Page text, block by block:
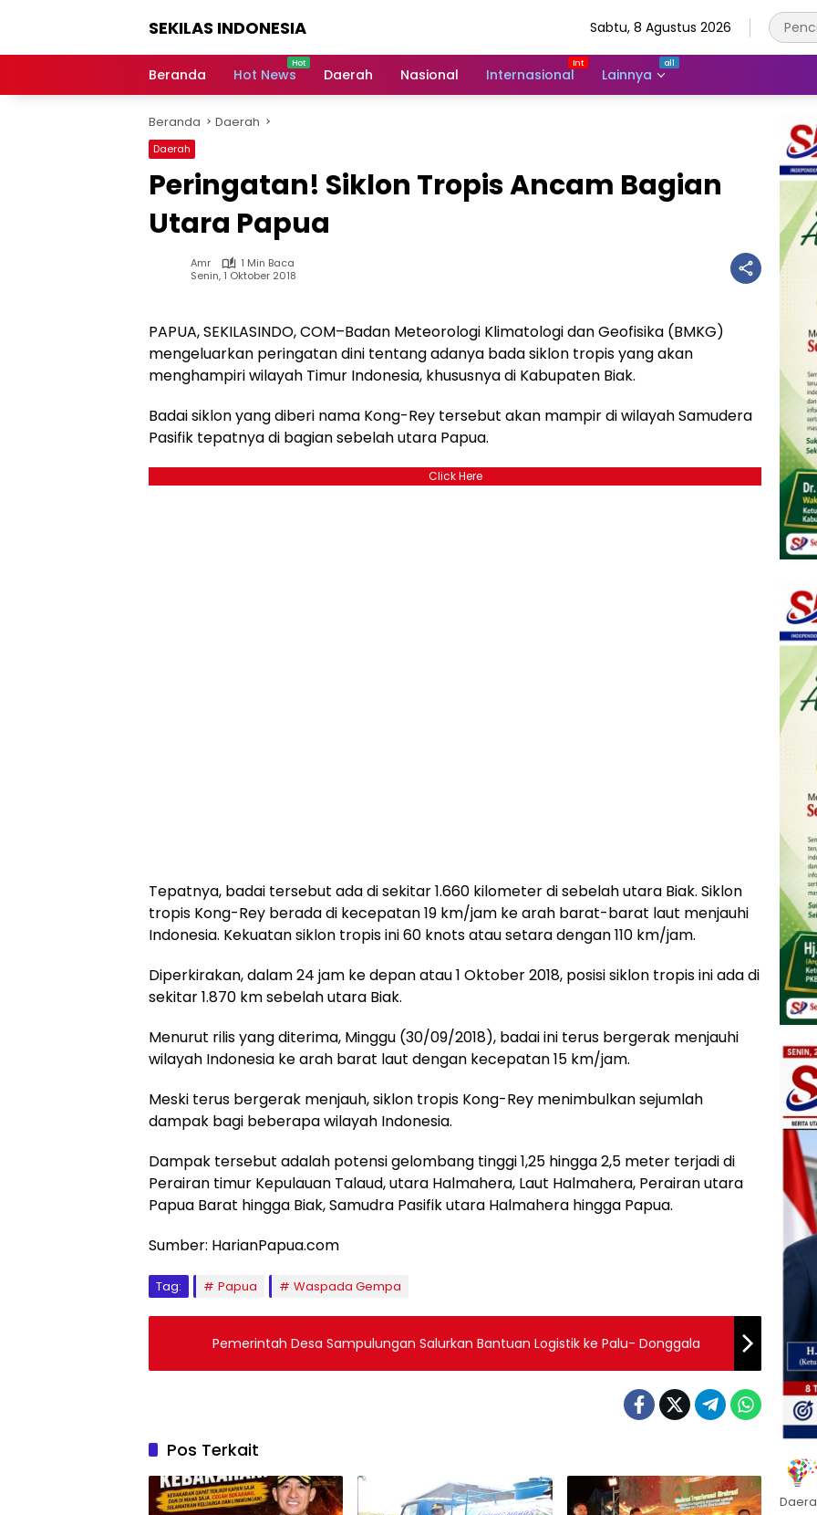
SEKILAS INDONESIA
Terkini,
Latest
World,
Headlines,
News
Sabtu, 8 Agustus 2026
Beranda Hot News Daerah Nasional Internasional Lainnya
Beranda Daerah
Daerah
Peringatan! Siklon Tropis Ancam Bagian
Utara Papua
Amr
1 Min Baca
Senin, 1 Oktober 2018
PAPUA, SEKILASINDO, COM–Badan Meteorologi Klimatologi dan Geofisika (BMKG)
mengeluarkan peringatan dini tentang adanya bada siklon tropis yang akan
menghampiri wilayah Timur Indonesia, khususnya di Kabupaten Biak.
Badai siklon yang diberi nama Kong-Rey tersebut akan mampir di wilayah Samudera
Pasifik tepatnya di bagian sebelah utara Papua.
Click Here
Tepatnya, badai tersebut ada di sekitar 1.660 kilometer di sebelah utara Biak. Siklon
tropis Kong-Rey berada di kecepatan 19 km/jam ke arah barat-barat laut menjauhi
Indonesia. Kekuatan siklon tropis ini 60 knots atau setara dengan 110 km/jam.
Diperkirakan, dalam 24 jam ke depan atau 1 Oktober 2018, posisi siklon tropis ini ada di
sekitar 1.870 km sebelah utara Biak.
Menurut rilis yang diterima, Minggu (30/09/2018), badai ini terus bergerak menjauhi
wilayah Indonesia ke arah barat laut dengan kecepatan 15 km/jam.
Meski terus bergerak menjauh, siklon tropis Kong-Rey menimbulkan sejumlah
dampak bagi beberapa wilayah Indonesia.
Dampak tersebut adalah potensi gelombang tinggi 1,25 hingga 2,5 meter terjadi di
Perairan timur Kepulauan Talaud, utara Halmahera, Laut Halmahera, Perairan utara
Papua Barat hingga Biak, Samudra Pasifik utara Halmahera hingga Papua.
Sumber: HarianPapua.com
Tag: Papua Waspada Gempa
Pemerintah Desa Sampulungan Salurkan Bantuan Logistik ke Palu- Donggala
Pos Terkait